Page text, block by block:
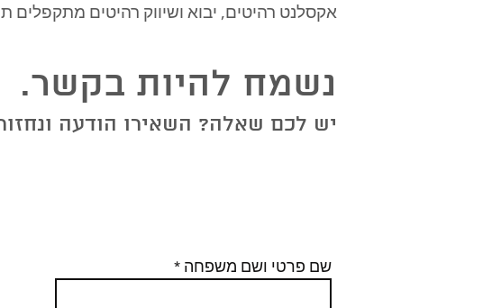
אקסלנט רהיטים, יבוא ושיווק רהיטים מתקפלים
נשמח להיות בקשר.
יש לכם שאלה? השאירו הודעה
שם פרטי ושם משפחה